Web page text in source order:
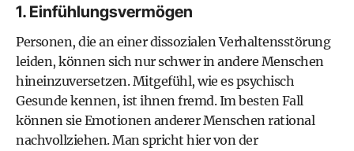
1. Einfühlungsvermögen
Personen, die an einer dissozialen Verhaltensstörung
leiden, können sich nur schwer in andere Menschen
hineinzuversetzen. Mitgefühl, wie es psychisch
Gesunde kennen, ist ihnen fremd. Im besten Fall
können sie Emotionen anderer Menschen rational
nachvollziehen. Man spricht hier von der